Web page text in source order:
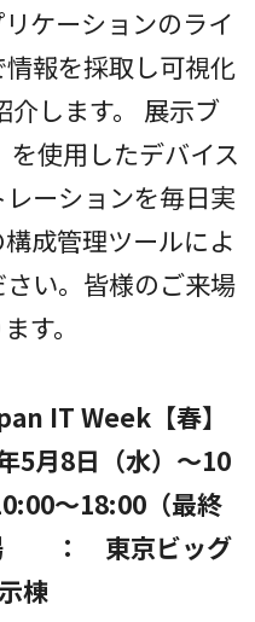
ケーションのライ
報を採取し可視化
します。 展示ブ
使用したデバイス
ーションを毎日実
成管理ツールによ
い。皆様のご来場
す。
IT Week【春】
月8日（水）～10
～18:00（最終
場 ： 東京ビッグ
棟